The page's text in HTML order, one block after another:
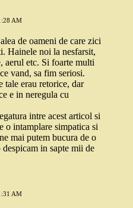
AM
de oameni de care zici
Hainele noi la nesfarsit,
aerul etc. Si foarte multi
vand, sa fim seriosi.
tale erau retorice, dar
e in neregula cu
intre acest articol si
o intamplare simpatica si
mai putem bucura de o
in sapte mii de
AM